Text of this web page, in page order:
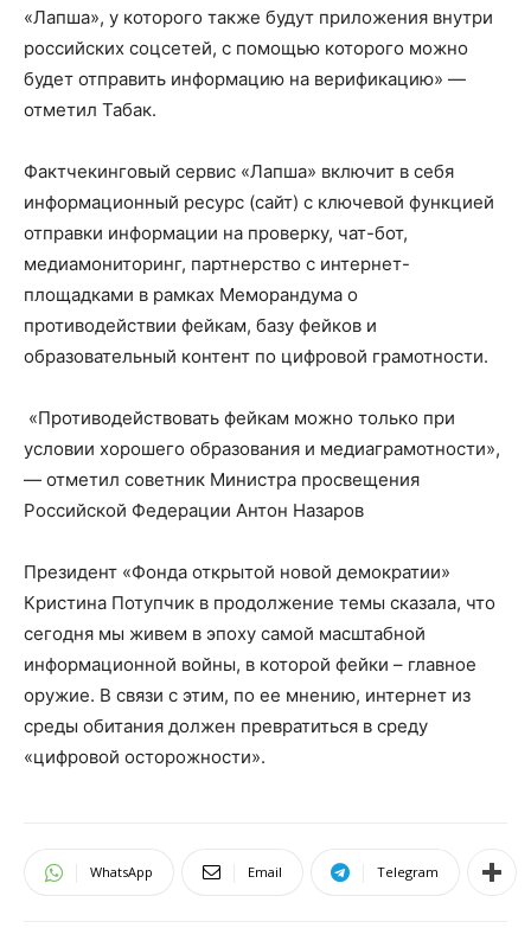
«Лапша», у которого также будут приложения внутри
российских соцсетей, с помощью которого можно
будет отправить информацию на верификацию» —
отметил Табак.
Фактчекинговый сервис «Лапша» включит в себя
информационный ресурс (сайт) с ключевой функцией
отправки информации на проверку, чат-бот,
медиамониторинг, партнерство с интернет-
площадками в рамках Меморандума о
противодействии фейкам, базу фейков и
образовательный контент по цифровой грамотности.
«Противодействовать фейкам можно только при
условии хорошего образования и медиаграмотности»,
— отметил советник Министра просвещения
Российской Федерации Антон Назаров
Президент «Фонда открытой новой демократии»
Кристина Потупчик в продолжение темы сказала, что
сегодня мы живем в эпоху самой масштабной
информационной войны, в которой фейки – главное
оружие. В связи с этим, по ее мнению, интернет из
среды обитания должен превратиться в среду
«цифровой осторожности».
WhatsApp Email Telegram